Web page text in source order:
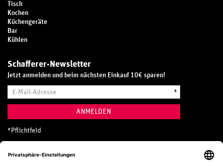
Tisch
Kochen
Küchengeräte
Bar
Kühlen
Schafferer-Newsletter
Jetzt anmelden und beim nächsten Einkauf 10€ sparen!
Mail-
*
ANMELDEN
* Pflichtfeld
Hotline